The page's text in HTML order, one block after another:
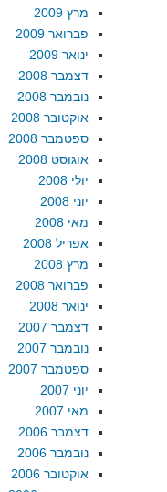
מרץ 2009
פברואר 2009
ינואר 2009
דצמבר 2008
נובמבר 2008
אוקטובר 2008
ספטמבר 2008
אוגוסט 2008
יולי 2008
יוני 2008
מאי 2008
אפריל 2008
מרץ 2008
פברואר 2008
ינואר 2008
דצמבר 2007
נובמבר 2007
ספטמבר 2007
יוני 2007
מאי 2007
דצמבר 2006
נובמבר 2006
אוקטובר 2006